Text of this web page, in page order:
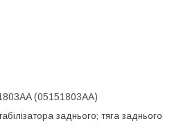
(05151803AA)
заднього; тяга заднього